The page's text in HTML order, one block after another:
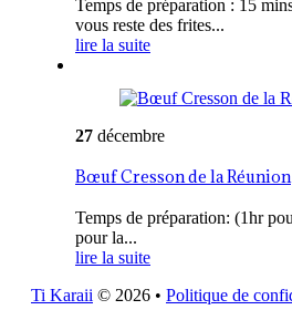
Temps de préparation : 15
vous reste des frites...
lire la suite
27 décembre
Bœuf Cresson de la Réunion
Temps de préparation: (1hr
pour la...
lire la suite
Ti Karaii © 2026 • Politique de